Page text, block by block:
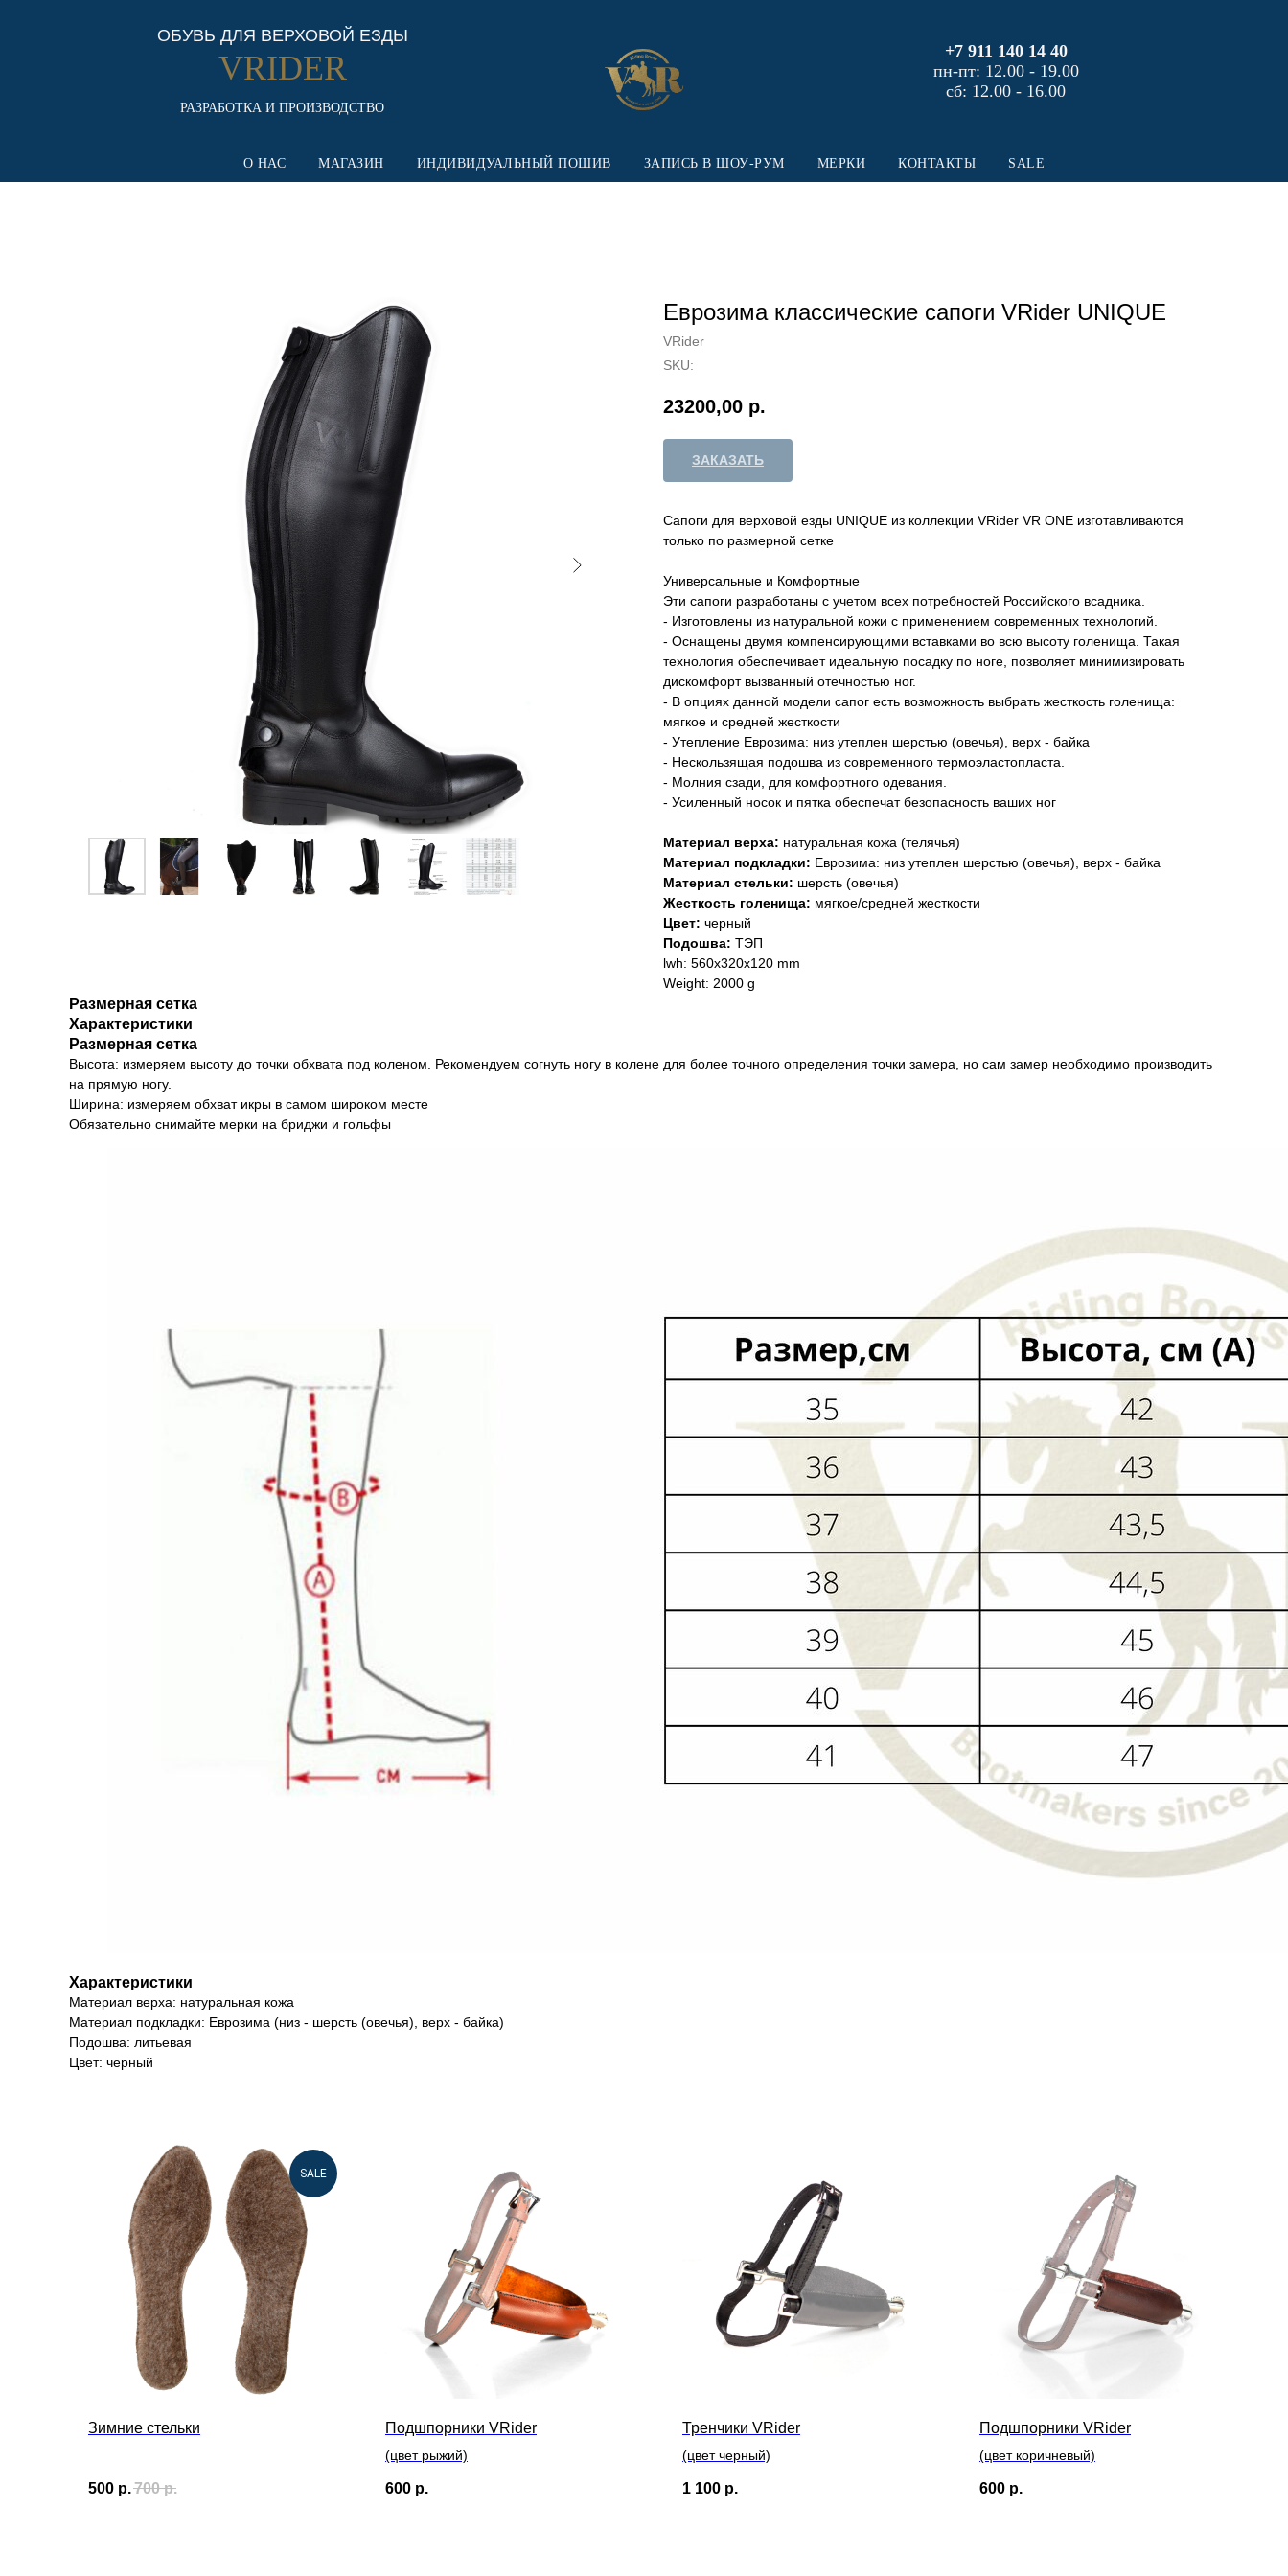
ОБУВЬ ДЛЯ ВЕРХОВОЙ ЕЗДЫ
VRIDER
РАЗРАБОТКА И ПРОИЗВОДСТВО
+7 911 140 14 40
пн-пт: 12.00 - 19.00
сб: 12.00 - 16.00
О НАС МАГАЗИН ИНДИВИДУАЛЬНЫЙ ПОШИВ ЗАПИСЬ В ШОУ-РУМ МЕРКИ КОНТАКТЫ SALE
Еврозима классические сапоги VRider UNIQUE
VRider
SKU:
23200,00 р.
ЗАКАЗАТЬ
Сапоги для верховой езды UNIQUE из коллекции VRider VR ONE изготавливаются
только по размерной сетке
Универсальные и Комфортные
Эти сапоги разработаны с учетом всех потребностей Российского всадника.
- Изготовлены из натуральной кожи с применением современных технологий.
- Оснащены двумя компенсирующими вставками во всю высоту голенища. Такая
технология обеспечивает идеальную посадку по ноге, позволяет минимизировать
дискомфорт вызванный отечностью ног.
- В опциях данной модели сапог есть возможность выбрать жесткость голенища:
мягкое и средней жесткости
- Утепление Еврозима: низ утеплен шерстью (овечья), верх - байка
- Нескользящая подошва из современного термоэластопласта.
- Молния сзади, для комфортного одевания.
- Усиленный носок и пятка обеспечат безопасность ваших ног
Материал верха: натуральная кожа (телячья)
Материал подкладки: Еврозима: низ утеплен шерстью (овечья), верх - байка
Материал стельки: шерсть (овечья)
Жесткость голенища: мягкое/средней жесткости
Цвет: черный
Подошва: ТЭП
lwh: 560x320x120 mm
Weight: 2000 g
Размерная сетка
Характеристики
Размерная сетка
Высота: измеряем высоту до точки обхвата под коленом. Рекомендуем согнуть ногу в колене для более точного определения точки замера, но сам замер необходимо производить
на прямую ногу.
Ширина: измеряем обхват икры в самом широком месте
Обязательно снимайте мерки на бриджи и гольфы
Характеристики
Материал верха: натуральная кожа
Материал подкладки: Еврозима (низ - шерсть (овечья), верх - байка)
Подошва: литьевая
Цвет: черный
SALE
Зимние стельки
500 р.700 р.
Подшпорники VRider
(цвет рыжий)
600 р.
Тренчики VRider
(цвет черный)
1 100 р.
Подшпорники VRider
(цвет коричневый)
600 р.